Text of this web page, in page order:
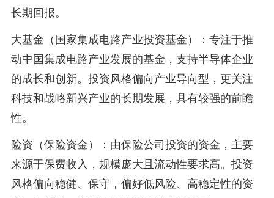
长期回报。
大基金（国家集成电路产业投资基金）：专注于推
动中国集成电路产业发展的基金，支持半导体企业
的成长和创新。投资风格偏向产业导向型，更关注
科技和战略新兴产业的长期发展，具有较强的前瞻
性。
险资（保险资金）：由保险公司投资的资金，主要
来源于保费收入，规模庞大且流动性要求高。投资
风格偏向稳健、保守，偏好低风险、高稳定性的资